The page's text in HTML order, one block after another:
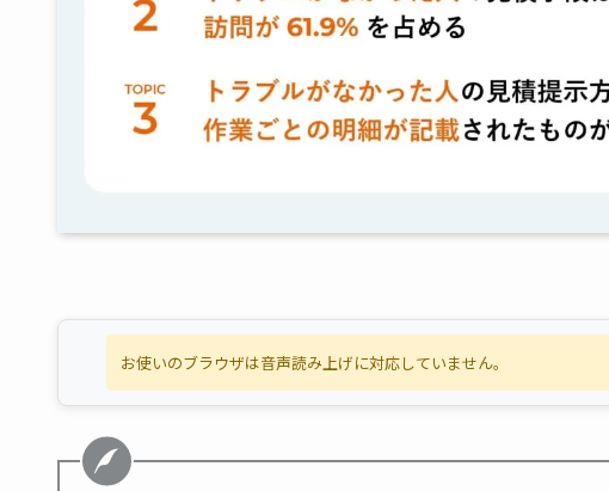
お使いのブラウザは音声読み上げに対応していません。